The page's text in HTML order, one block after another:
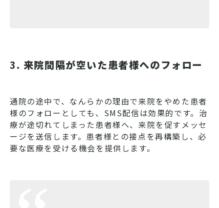
3. 来院間隔が空いた患者様へのフォロー
通院の途中で、なんらかの理由で来院をやめた患者
様のフォローとしても、SMS配信は効果的です。治
療が途切れてしまった患者様へ、来院を促すメッセ
ージを送信します。患者様との接点を再構築し、必
要な医療を受ける機会を提供します。